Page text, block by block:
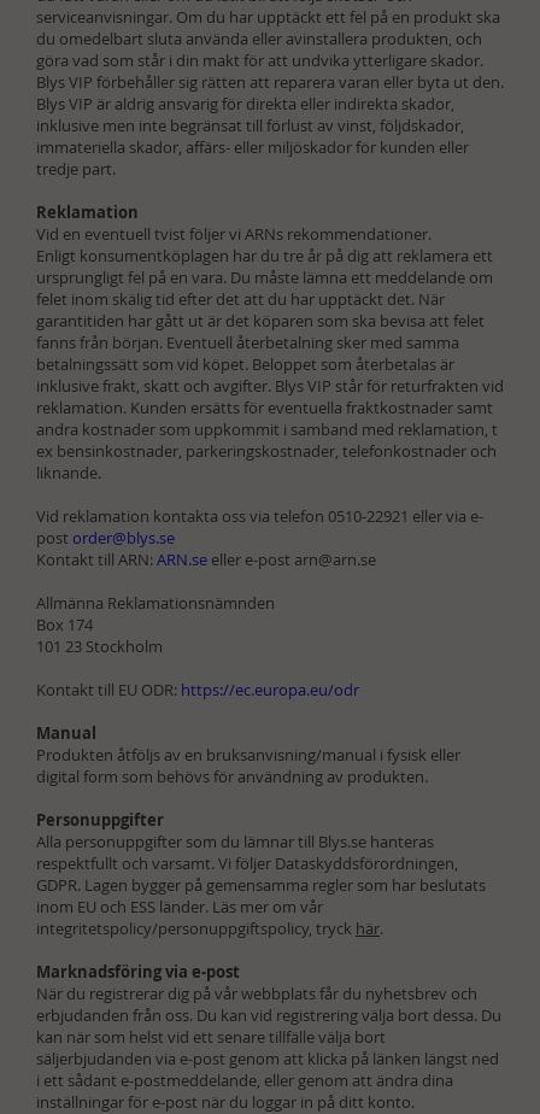
serviceanvisningar. Om du har upptäckt ett fel på en produkt ska
du omedelbart sluta använda eller avinstallera produkten, och
göra vad som står i din makt för att undvika ytterligare skador.
Blys VIP förbehåller sig rätten att reparera varan eller byta ut den.
Blys VIP är aldrig ansvarig för direkta eller indirekta skador,
inklusive men inte begränsat till förlust av vinst, följdskador,
immateriella skador, affärs- eller miljöskador för kunden eller
tredje part.
Reklamation
Vid en eventuell tvist följer vi ARNs rekommendationer.
Enligt konsumentköplagen har du tre år på dig att reklamera ett
ursprungligt fel på en vara. Du måste lämna ett meddelande om
felet inom skälig tid efter det att du har upptäckt det. När
garantitiden har gått ut är det köparen som ska bevisa att felet
fanns från början. Eventuell återbetalning sker med samma
betalningssätt som vid köpet. Beloppet som återbetalas är
inklusive frakt, skatt och avgifter. Blys VIP står för returfrakten vid
reklamation. Kunden ersätts för eventuella fraktkostnader samt
andra kostnader som uppkommit i samband med reklamation, t
ex bensinkostnader, parkeringskostnader, telefonkostnader och
liknande.
Vid reklamation kontakta oss via telefon 0510-22921 eller via e-
post order@blys.se
Kontakt till ARN: ARN.se eller e-post arn@arn.se
Allmänna Reklamationsnämnden
Box 174
101 23 Stockholm
Kontakt till EU ODR: https://ec.europa.eu/odr
Manual
Produkten åtföljs av en bruksanvisning/manual i fysisk eller
digital form som behövs för användning av produkten.
Personuppgifter
Alla personuppgifter som du lämnar till Blys.se hanteras
respektfullt och varsamt. Vi följer Dataskyddsförordningen,
GDPR. Lagen bygger på gemensamma regler som har beslutats
inom EU och ESS länder. Läs mer om vår
integritetspolicy/personuppgiftspolicy, tryck här.
Marknadsföring via e-post
När du registrerar dig på vår webbplats får du nyhetsbrev och
erbjudanden från oss. Du kan vid registrering välja bort dessa. Du
kan när som helst vid ett senare tillfälle välja bort
säljerbjudanden via e-post genom att klicka på länken längst ned
i ett sådant e-postmeddelande, eller genom att ändra dina
inställningar för e-post när du loggar in på ditt konto.